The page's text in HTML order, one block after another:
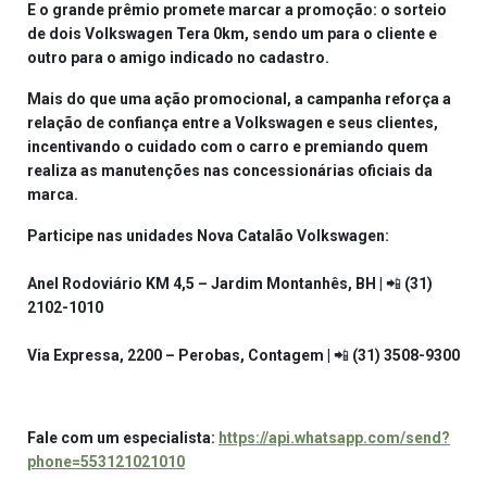
E o grande prêmio promete marcar a promoção: o sorteio
de dois Volkswagen Tera 0km, sendo um para o cliente e
outro para o amigo indicado no cadastro.
Mais do que uma ação promocional, a campanha reforça a
relação de confiança entre a Volkswagen e seus clientes,
incentivando o cuidado com o carro e premiando quem
realiza as manutenções nas concessionárias oficiais da
marca.
Participe nas unidades Nova Catalão Volkswagen:
Anel Rodoviário KM 4,5 – Jardim Montanhês, BH | 📲 (31)
2102-1010
Via Expressa, 2200 – Perobas, Contagem | 📲 (31) 3508-9300
Fale com um especialista: https://api.whatsapp.com/send?
phone=553121021010